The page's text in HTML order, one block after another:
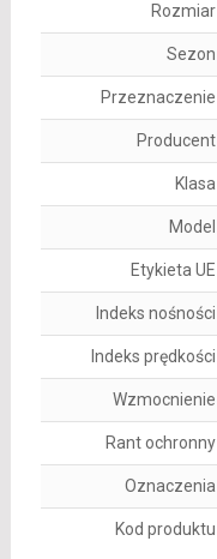
Rozmiar
Sezon
Przeznaczenie
Producent
Klasa
Model
Etykieta UE
Indeks nośności
Indeks prędkości
Wzmocnienie
Rant ochronny
Oznaczenia
Kod produktu